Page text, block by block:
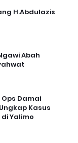
H.Abdulazis
Abah
Damai
Kasus
Yalimo